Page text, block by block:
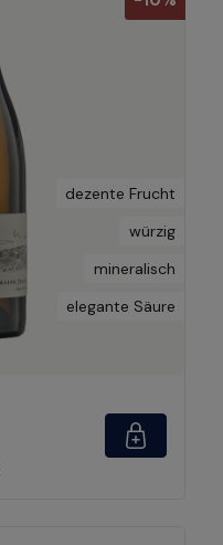
dezente Frucht
würzig
mineralisch
elegante Säure